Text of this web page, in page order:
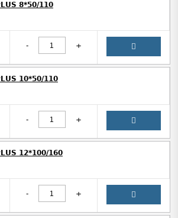
8*50/110
- +
10*50/110
- +
12*100/160
- +